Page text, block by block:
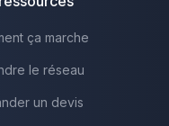
ça marche
le réseau
un devis